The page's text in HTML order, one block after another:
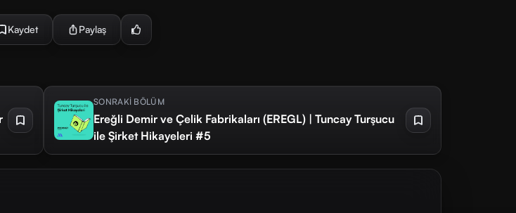
Kaydet Paylaş
SONRAKİ BÖLÜM
Ereğli Demir ve Çelik Fabrikaları (EREGL) | Tuncay Turşucu
ile Şirket Hikayeleri #5